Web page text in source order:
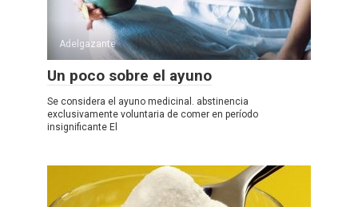
Adelgazante
Un poco sobre el ayuno
Se considera el ayuno medicinal. abstinencia
exclusivamente voluntaria de comer en período
insignificante El